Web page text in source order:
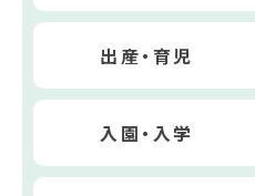
出産・育児
入園・入学